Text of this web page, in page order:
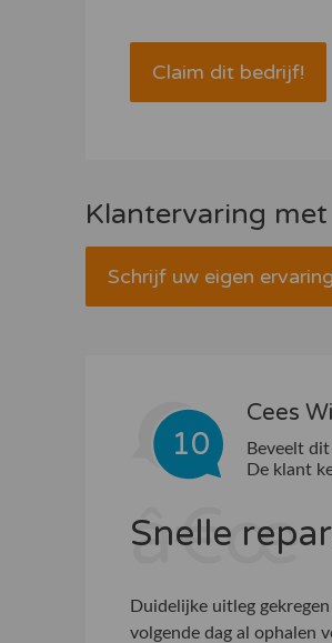
Claim dit bedrijf!
Klantervaring
Schrijf uw eigen ervaring
10
Cees
Beveelt
De klant
Snelle
Duidelijke uitleg
volgende dag al ophalen